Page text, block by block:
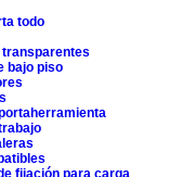
todo
bajo piso
fijación para carga